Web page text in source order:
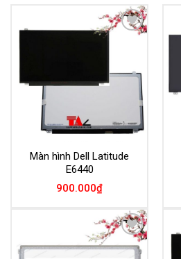
Màn hình Dell Latitude
E6440
900.000₫
Add to
Wishlist